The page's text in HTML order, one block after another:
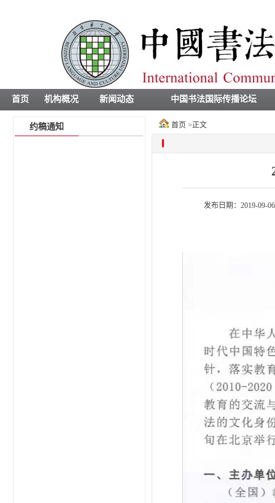
首页 机构概况 新闻动态 中国书法国际传播论坛
约稿通知 首页 >正文
发布日期：2019-09-06